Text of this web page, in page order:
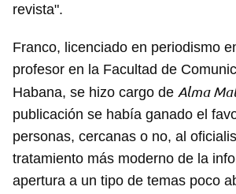
revista".
Franco, licenciado en periodismo
profesor en la Facultad de
Habana, se hizo cargo de Alma
publicación se había ganado el
personas, cercanas o no, al
tratamiento más moderno de la
apertura a un tipo de temas poco